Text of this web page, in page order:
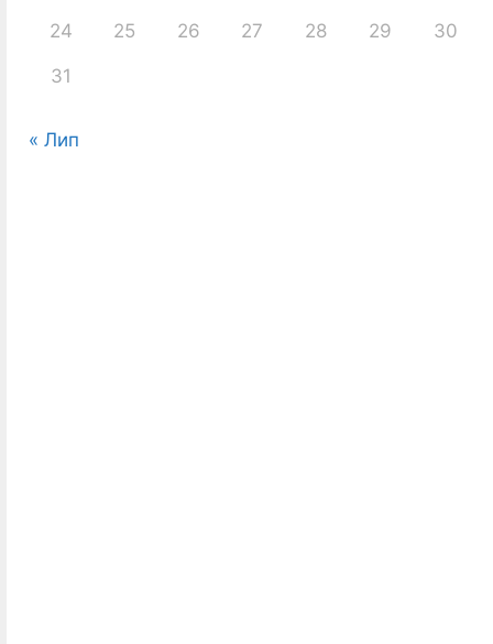
24 25 26 27 28 29 30
31
« Лип